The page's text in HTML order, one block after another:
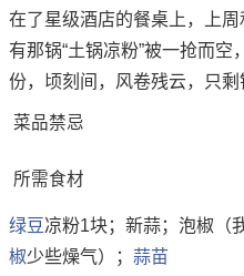
在了星级酒店的餐桌上，上
有那锅“土锅凉粉”被一抢而
份，顷刻间，风卷残云，只剩
菜品禁忌
所需食材
绿豆 凉粉1块；新蒜；泡椒（
椒少些燥气）； 蒜苗